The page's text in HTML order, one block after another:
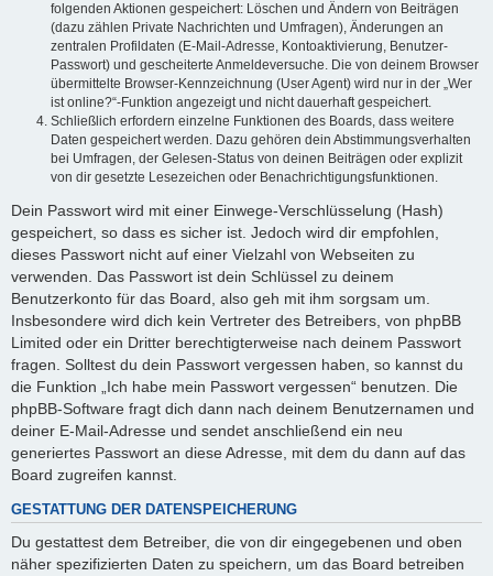
folgenden Aktionen gespeichert: Löschen und Ändern von Beiträgen
(dazu zählen Private Nachrichten und Umfragen), Änderungen an
zentralen Profildaten (E-Mail-Adresse, Kontoaktivierung, Benutzer-
Passwort) und gescheiterte Anmeldeversuche. Die von deinem Browser
übermittelte Browser-Kennzeichnung (User Agent) wird nur in der „Wer
ist online?“-Funktion angezeigt und nicht dauerhaft gespeichert.
Schließlich erfordern einzelne Funktionen des Boards, dass weitere
Daten gespeichert werden. Dazu gehören dein Abstimmungsverhalten
bei Umfragen, der Gelesen-Status von deinen Beiträgen oder explizit
von dir gesetzte Lesezeichen oder Benachrichtigungsfunktionen.
Dein Passwort wird mit einer Einwege-Verschlüsselung (Hash)
gespeichert, so dass es sicher ist. Jedoch wird dir empfohlen,
dieses Passwort nicht auf einer Vielzahl von Webseiten zu
verwenden. Das Passwort ist dein Schlüssel zu deinem
Benutzerkonto für das Board, also geh mit ihm sorgsam um.
Insbesondere wird dich kein Vertreter des Betreibers, von phpBB
Limited oder ein Dritter berechtigterweise nach deinem Passwort
fragen. Solltest du dein Passwort vergessen haben, so kannst du
die Funktion „Ich habe mein Passwort vergessen“ benutzen. Die
phpBB-Software fragt dich dann nach deinem Benutzernamen und
deiner E-Mail-Adresse und sendet anschließend ein neu
generiertes Passwort an diese Adresse, mit dem du dann auf das
Board zugreifen kannst.
GESTATTUNG DER DATENSPEICHERUNG
Du gestattest dem Betreiber, die von dir eingegebenen und oben
näher spezifizierten Daten zu speichern, um das Board betreiben